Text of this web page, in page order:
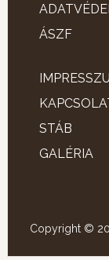
ÁSZF
STÁB
GALÉRIA
Copyright ©